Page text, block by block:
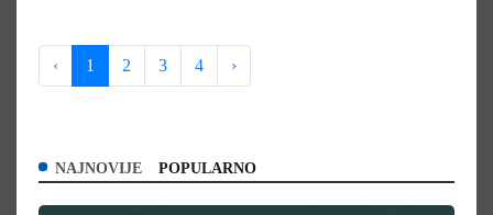
‹ 1 2 3 4 ›
NAJNOVIJE POPULARNO